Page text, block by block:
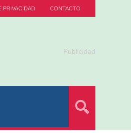
PRIVACIDAD CONTACTO
Publicidad